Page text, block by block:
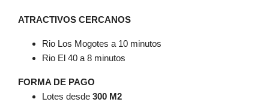
ATRACTIVOS CERCANOS
Rio Los Mogotes a 10 minutos
Rio El 40 a 8 minutos
FORMA DE PAGO
Lotes desde 300 M2